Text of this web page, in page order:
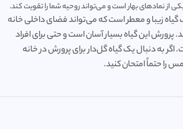
نمادهای بهار است و می‌تواند روحیه شما را تقویت کند.
زیبا و معطر است که می‌تواند فضای داخلی خانه
پرورش این گیاه بسیار آسان است و حتی برای افراد
اگر به دنبال یک گیاه گل‌دار برای پرورش در خانه
را حتماً امتحان کنید.